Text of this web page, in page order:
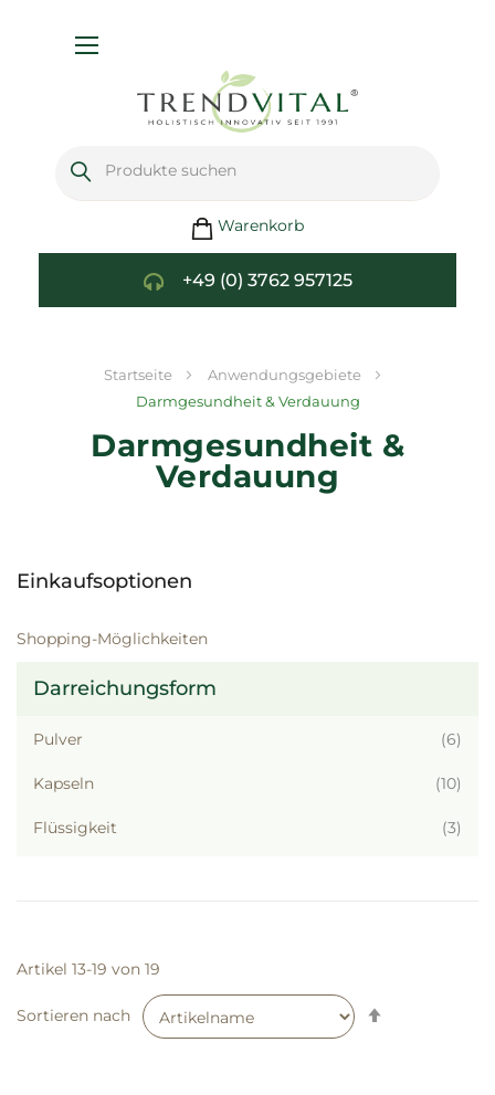
Warenkorb
+49 (0) 3762 957125
Startseite
Anwendungsgebiete
Darmgesundheit & Verdauung
Darmgesundheit &
Verdauung
Einkaufsoptionen
Shopping-Möglichkeiten
Darreichungsform
Pulver 6
Kapseln 10
Flüssigkeit 3
Artikel 13-19 von 19
Sortieren nach